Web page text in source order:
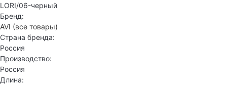
LORI/06-черный
Бренд:
AVI (все товары)
Страна бренда:
Россия
Производство:
Россия
Длина: